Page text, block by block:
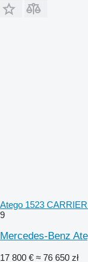
Atego 1523
9
Mercedes-Benz
17 800 € ≈ 76 650 zł